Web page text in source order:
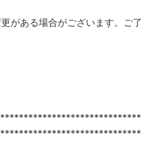
がある場合がございます。ご了